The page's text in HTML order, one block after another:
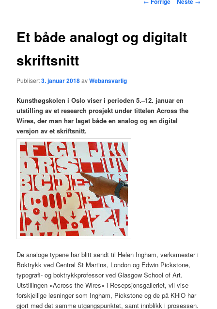
Et både analogt og digitalt
skriftsnitt
Publisert3. januar 2018avWebansvarlig
Kunsthøgskolen i Oslo viser i perioden 5.–12. januar en
utstilling av et research prosjekt under tittelen Across the
Wires, der man har laget både en analog og en digital
versjon av et skriftsnitt.
De analoge typene har blitt sendt til Helen Ingham, verksmester i
Boktrykk ved Central St Martins, London og Edwin Pickstone,
typografi- og boktrykkprofessor ved Glasgow School of Art.
Utstillingen «Across the Wires» i Resepsjonsgalleriet, vil vise
forskjellige løsninger som Ingham, Pickstone og de på KHiO har
gjort med det samme utgangspunktet, samt innblikk i prosessen.